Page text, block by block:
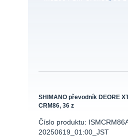
SHIMANO převodník DEORE
CRM86, 36 z
Číslo produktu:
20250619_01:00_JST